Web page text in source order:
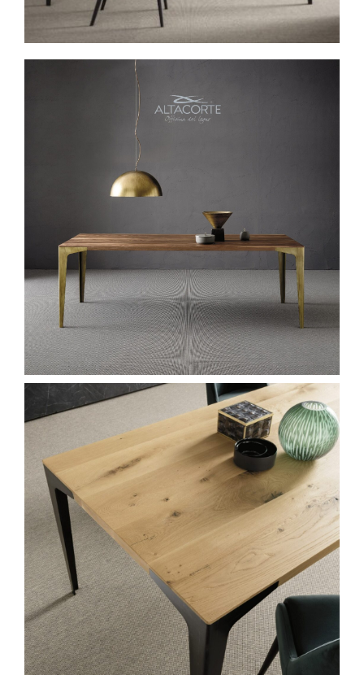
Spavaće sobe
VANJSKI
UREDSKI
HOTELSKI